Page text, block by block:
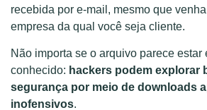
recebida por e-mail, mesmo que
empresa da qual você seja cliente.
Não importa se o arquivo parece estar
conhecido: hackers podem explorar
segurança por meio de downloads
inofensivos.